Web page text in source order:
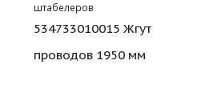
штабелеров
534733010015 Жгут
проводов 1950 мм